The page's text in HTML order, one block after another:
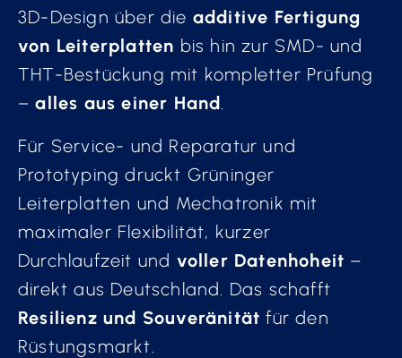
3D-Design über die additive Fertigung
von Leiterplatten bis hin zur SMD- und
THT-Bestückung mit kompletter Prüfung
–alles aus einer Hand
Für Service- und Reparatur und
Prototyping druckt Grüninger
Leiterplatten und Mechatronik mit
maximaler Flexibilität, kurzer
Durchlaufzeit und voller Datenhoheit –
direkt aus Deutschland. Das schafft
Resilienz und Souveränität für den
Rüstungsmarkt.